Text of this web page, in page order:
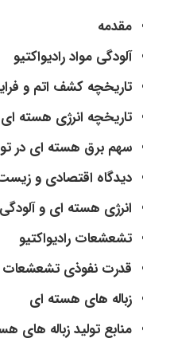
مقدمه
آلودگی مواد رادیواکتیو
تاریخچه کشف اتم و
تاریخچه انرژی هسته ای
سهم برق هسته ای در
دیدگاه اقتصادی و
انرژی هسته ای و
تشعشعات رادیواکتیو
قدرت نفوذی تشعشعات
زباله های هسته ای
منابع تولید زباله های